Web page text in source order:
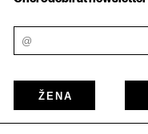
ŽENA